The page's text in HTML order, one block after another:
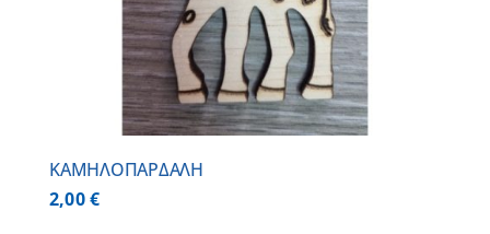
ΚΑΜΗΛΟΠΑΡΔΑΛΗ
2,00€